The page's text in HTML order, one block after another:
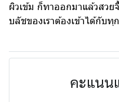
ผิวเข้ม ก็ทาออกมาแล้วสวย
บลัชของเราต้องเข้าได้กับทุ
คะแนน